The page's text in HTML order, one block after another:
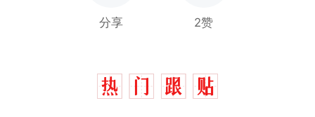
分享 2赞